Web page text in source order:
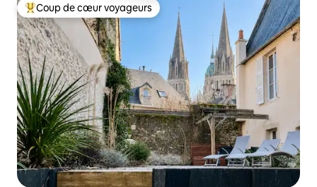
Coup de cœur voyageurs parmi les plus aimés
Coup de cœur voyageurs